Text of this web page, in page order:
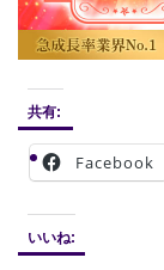
共有:
Facebook
いいね: